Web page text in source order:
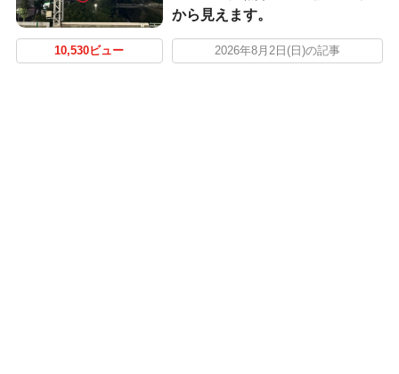
から見えます。
10,530ビュー 2026年8月2日(日)の記事